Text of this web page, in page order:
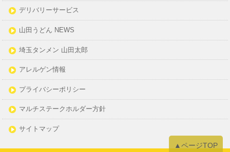
▲ページTOP
デリバリーサービス
山田うどん NEWS
埼玉タンメン 山田太郎
アレルゲン情報
プライバシーポリシー
マルチステークホルダー方針
サイトマップ